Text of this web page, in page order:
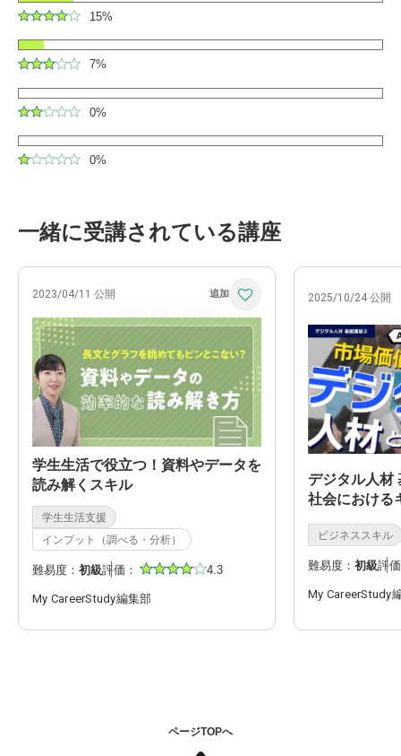
15%
7%
0%
0%
一緒に受講されている講座
2023/04/11 公開
学生生活で役立つ！資料やデータを
読み解くスキル
学生生活支援
インプット（調べる・分析）
難易度： 初級評価： 4.3
My CareerStudy編集部
2025/10/24 公開
デジタル人材
社会における
ビジネススキル
難易度： 初級評
My CareerStudy
ページTOPへ